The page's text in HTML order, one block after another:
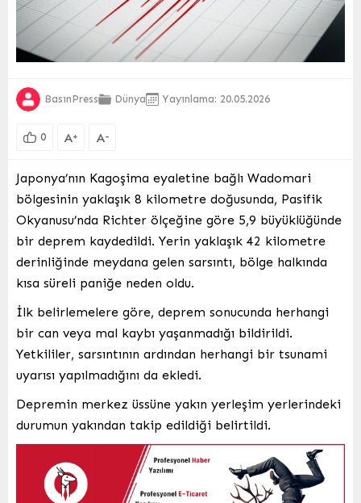
BasınPress Dünya Yayınlama: 20.05.2026
0 A+ A-
Japonya’nın Kagoşima eyaletine bağlı Wadomari
bölgesinin yaklaşık 8 kilometre doğusunda, Pasifik
Okyanusu’nda Richter ölçeğine göre 5,9 büyüklüğünde
bir deprem kaydedildi. Yerin yaklaşık 42 kilometre
derinliğinde meydana gelen sarsıntı, bölge halkında
kısa süreli paniğe neden oldu.
İlk belirlemelere göre, deprem sonucunda herhangi
bir can veya mal kaybı yaşanmadığı bildirildi.
Yetkililer, sarsıntının ardından herhangi bir tsunami
uyarısı yapılmadığını da ekledi.
Depremin merkez üssüne yakın yerleşim yerlerindeki
durumun yakından takip edildiği belirtildi.